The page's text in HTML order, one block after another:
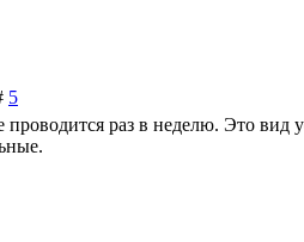
5
раз в неделю. Это вид